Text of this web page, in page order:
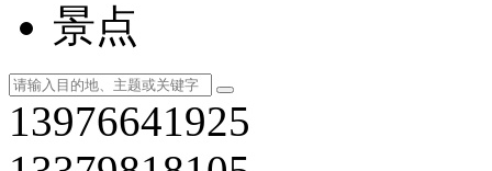
景点
13976641925